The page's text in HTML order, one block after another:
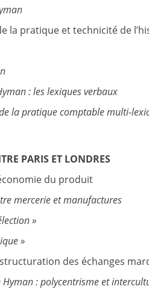
la pratique et technicité de
: les lexiques verbaux
la pratique comptable multi-
PARIS ET LONDRES
du produit
mercerie et manufactures
»
»
des échanges
: polycentrisme et